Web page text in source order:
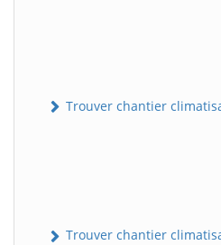
Trouver chantier
Trouver chantier